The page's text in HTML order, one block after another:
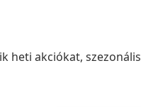
heti akciókat, szezonális